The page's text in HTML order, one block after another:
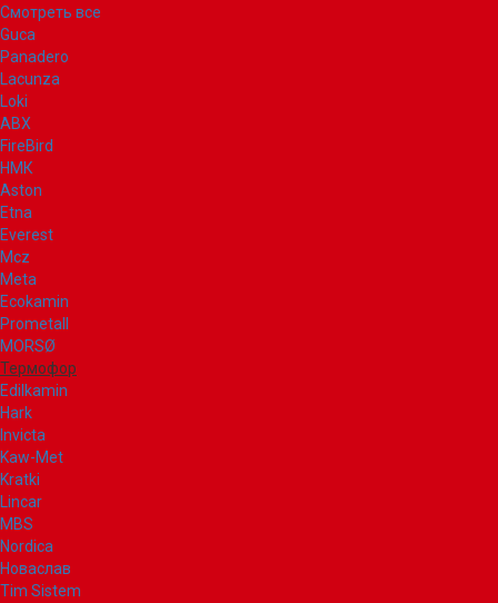
Смотреть все
Guca
Panadero
Lacunza
Loki
ABX
FireBird
НМК
Aston
Etna
Everest
Mcz
Meta
Ecokamin
Prometall
MORSØ
Термофор
Edilkamin
Hark
Invicta
Kaw-Met
Kratki
Lincar
MBS
Nordica
Новаслав
Tim Sistem